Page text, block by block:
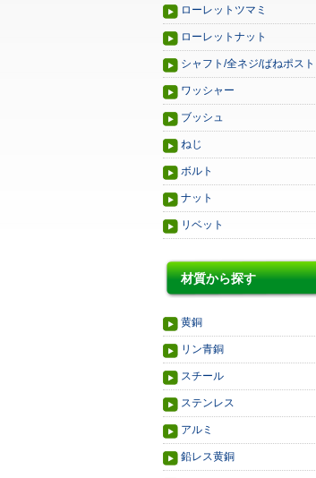
ローレットツマミ
ローレットナット
シャフト/全ネジ/ばねポスト
ワッシャー
ブッシュ
ねじ
ボルト
ナット
リベット
材質から探す
黄銅
リン青銅
スチール
ステンレス
アルミ
鉛レス黄銅